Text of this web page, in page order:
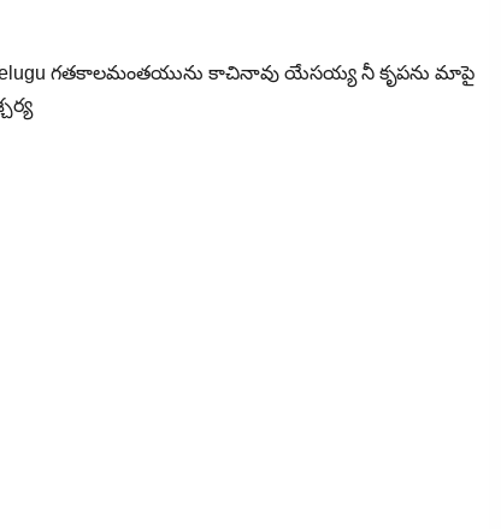
Telugu గతకాలమంతయును కాచినావు యేసయ్య నీ కృపను మాపై